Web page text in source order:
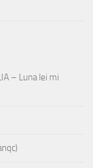
– Luna lei mi